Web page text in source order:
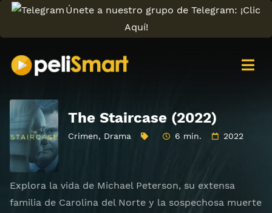
Únete a nuestro grupo de Telegram: ¡Clic
Aquí!
The Staircase (2022)
Crimen, Drama 6 min. 2022
Explora la vida de Michael Peterson, su extensa
familia de Carolina del Norte y la sospechosa muerte